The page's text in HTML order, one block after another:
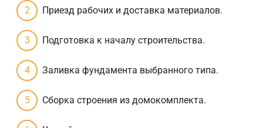
Приезд рабочих и доставка материалов.
Подготовка к началу строительства.
Заливка фундамента выбранного типа.
Сборка строения из домокомплекта.